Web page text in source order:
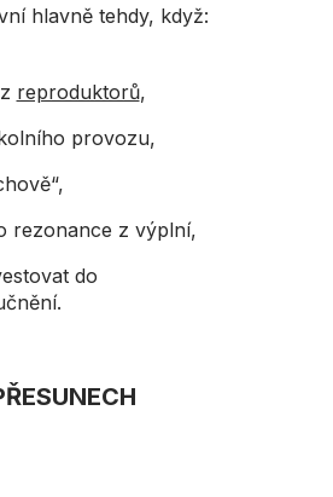
hlavně tehdy, když:
reproduktorů,
provozu,
rezonance z výplní,
do